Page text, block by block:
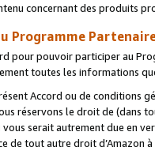
concernant des produits
Programme
pour pouvoir participer au
toutes les informations
Accord ou de conditions
réservons le droit de (dans
serait autrement due en
de tout autre droit